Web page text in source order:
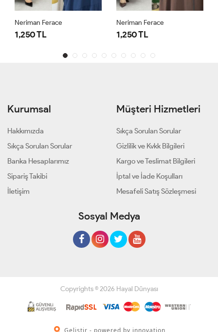
Neriman Ferace
1,250 TL
Neriman Ferace
1,250 TL
Kurumsal
Hakkımızda
Sıkça Sorulan Sorular
Banka Hesaplarımız
Sipariş Takibi
İletişim
Müşteri Hizmetleri
Sıkça Sorulan Sorular
Gizlilik ve Kvkk Bilgileri
Kargo ve Teslimat Bilgileri
İptal ve İade Koşulları
Mesafeli Satış Sözleşmesi
Sosyal Medya
Copyrights © 2026 Hayal Dünyası
Geliştir - powered by innovation